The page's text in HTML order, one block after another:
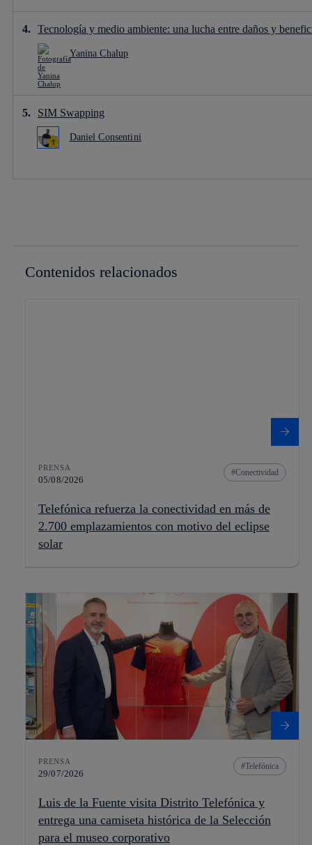
Tecnología y medio ambiente: una lucha entre daños y
Yanina Chalup
SIM Swapping
Daniel Consentini
Contenidos relacionados
PRENSA
05/08/2026
Conectividad
Telefónica refuerza la conectividad en más de
2.700 emplazamientos con motivo del eclipse
solar
PRENSA
29/07/2026
Telefónica
Luis de la Fuente visita Distrito Telefónica y
entrega una camiseta histórica de la Selección
para el museo corporativo